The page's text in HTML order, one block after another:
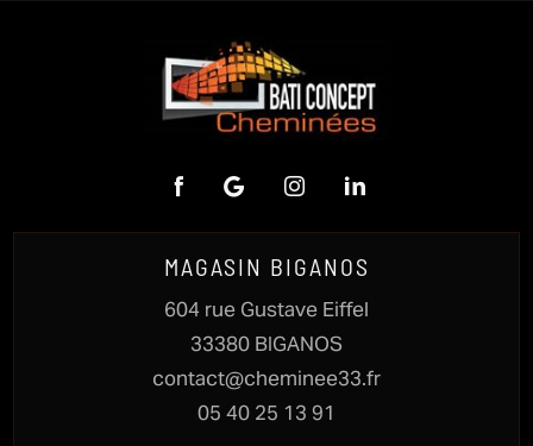
MAGASIN BIGANOS
604 rue Gustave Eiffel
33380 BIGANOS
contact@cheminee33.fr
05 40 25 13 91